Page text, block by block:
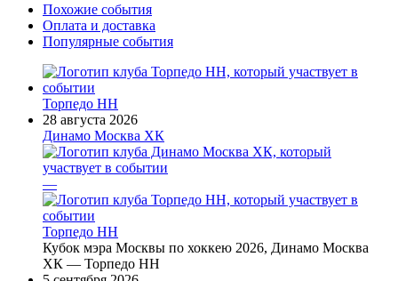
Похожие события
Оплата и доставка
Популярные события
Торпедо НН
28 августа 2026
Динамо Москва ХК
—
Торпедо НН
Кубок мэра Москвы по хоккею 2026, Динамо Москва
ХК — Торпедо НН